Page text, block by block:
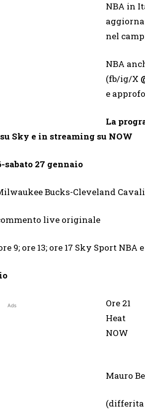
NBA in
nel
NBA
(fb/ig/X
e
La
Sky e in streaming su NOW
27 gennaio
Bucks-Cleveland
live originale
9; ore 13; ore 17 Sky Sport NBA
Ads
Ore
NOW
Mauro
(differita